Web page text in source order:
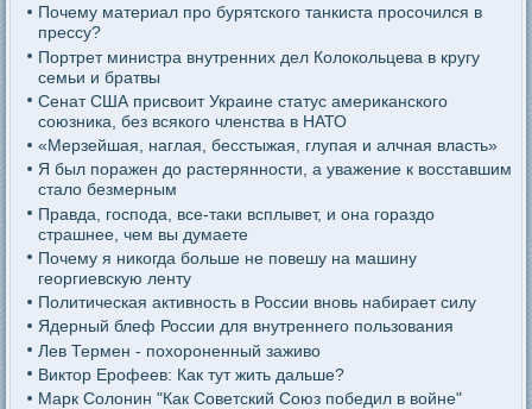
Почему материал про бурятского танкиста просочился в
прессу?
Портрет министра внутренних дел Колокольцева в кругу
семьи и братвы
Сенат США присвоит Украине статус американского
союзника, без всякого членства в НАТО
«Мерзейшая, наглая, бесстыжая, глупая и алчная власть»
Я был поражен до растерянности, а уважение к восставшим
стало безмерным
Правда, господа, все-таки всплывет, и она гораздо
страшнее, чем вы думаете
Почему я никогда больше не повешу на машину
георгиевскую ленту
Политическая активность в России вновь набирает силу
Ядерный блеф России для внутреннего пользования
Лев Термен - похороненный заживо
Виктор Ерофеев: Как тут жить дальше?
Марк Солонин "Как Советский Союз победил в войне"